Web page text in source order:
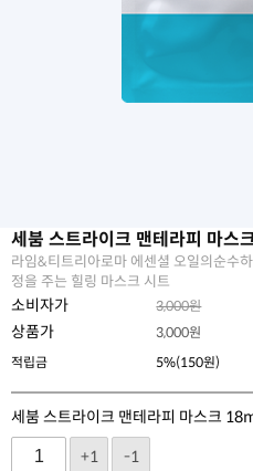
세붐 스트라이크 맨테라피 마스
라임&티트리아로마 에센셜 오일의순수
정을 주는 힐링 마스크 시트
소비자가 3,000원
상품가 3,000원
적립금
5%(150원)
세붐 스트라이크 맨테라피 마스크
+1
-1